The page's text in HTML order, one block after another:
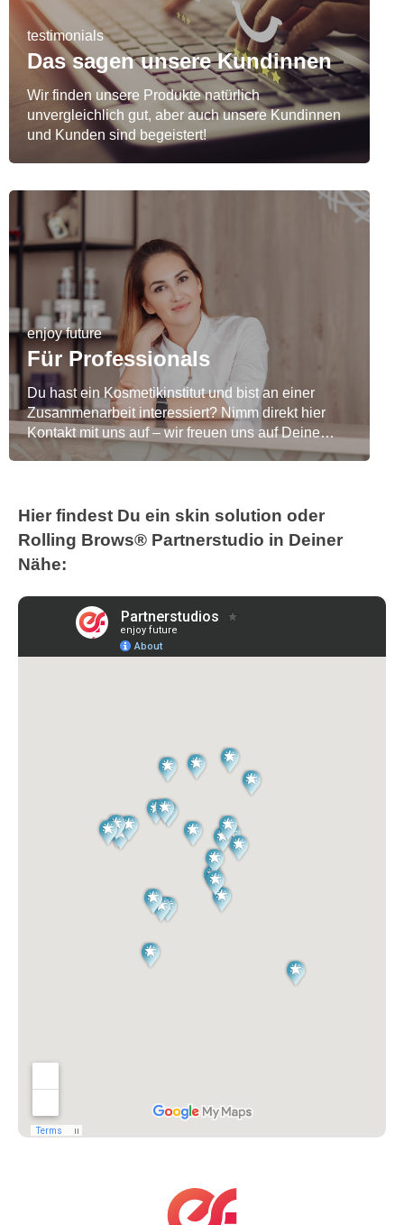
testimonials
Das sagen unsere Kundinnen
Wir finden unsere Produkte natürlich
unvergleichlich gut, aber auch unsere Kundinnen
und Kunden sind begeistert!
enjoy future
Für Professionals
Du hast ein Kosmetikinstitut und bist an einer
Zusammenarbeit interessiert? Nimm direkt hier
Kontakt mit uns auf – wir freuen uns auf Deine
Anfrage!
Hier findest Du ein skin solution oder
Rolling Brows® Partnerstudio in Deiner
Nähe: